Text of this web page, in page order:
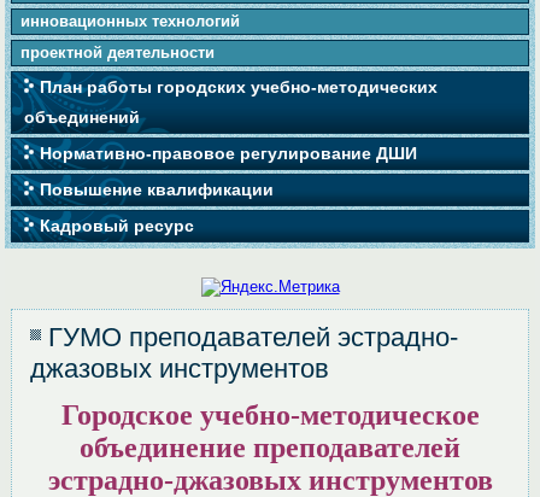
инновационных технологий
проектной деятельности
План работы городских учебно-методических
объединений
Нормативно-правовое регулирование ДШИ
Повышение квалификации
Кадровый ресурс
ГУМО преподавателей эстрадно-
джазовых инструментов
Городское учебно-методическое
объединение преподавателей
эстрадно-джазовых инструментов